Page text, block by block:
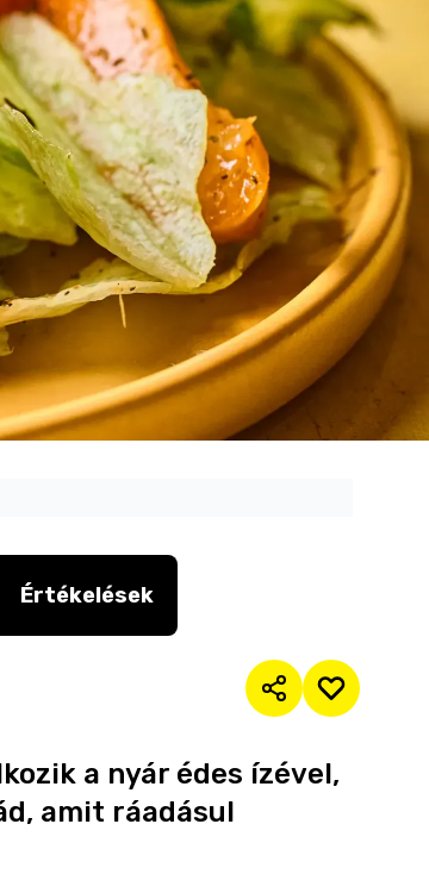
Értékelések
a nyár édes ízével,
amit ráadásul